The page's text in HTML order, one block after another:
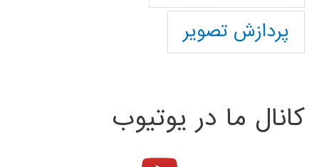
پردازش تصویر
کانال ما در یوتیوب